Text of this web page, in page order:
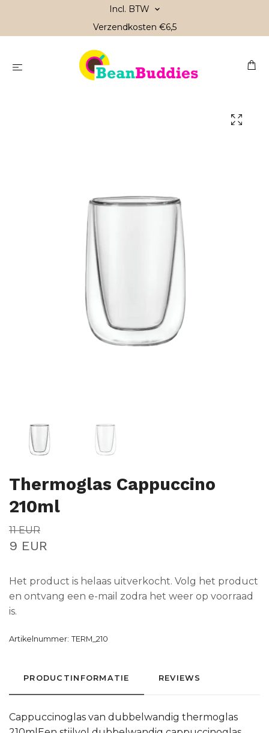
Incl. BTW
Verzendkosten €6,5
Thermoglas Cappuccino
210ml
11 EUR
9 EUR
Het product is helaas uitverkocht. Volg het product
en ontvang een e-mail zodra het weer op voorraad
is.
Artikelnummer: TERM_210
PRODUCTINFORMATIE REVIEWS
Cappuccinoglas van dubbelwandig thermoglas